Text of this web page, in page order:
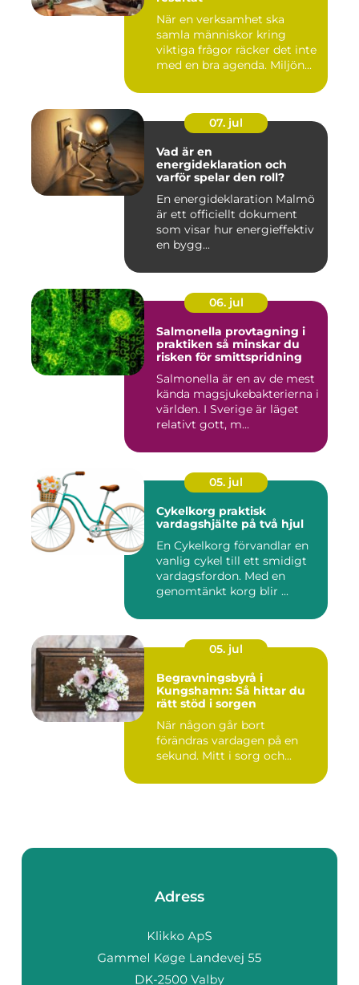
När en verksamhet ska
samla människor kring
viktiga frågor räcker det inte
med en bra agenda. Miljön...
07. jul
Vad är en
energideklaration och
varför spelar den roll?
En energideklaration Malmö
är ett officiellt dokument
som visar hur energieffektiv
en bygg...
06. jul
Salmonella provtagning i
praktiken så minskar du
risken för smittspridning
Salmonella är en av de mest
kända magsjukebakterierna i
världen. I Sverige är läget
relativt gott, m...
05. jul
Cykelkorg praktisk
vardagshjälte på två hjul
En Cykelkorg förvandlar en
vanlig cykel till ett smidigt
vardagsfordon. Med en
genomtänkt korg blir ...
05. jul
Begravningsbyrå i
Kungshamn: Så hittar du
rätt stöd i sorgen
När någon går bort
förändras vardagen på en
sekund. Mitt i sorg och...
Adress